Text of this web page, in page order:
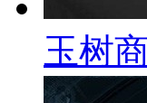
玉树